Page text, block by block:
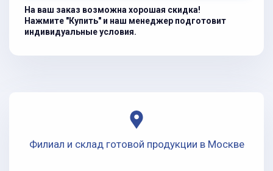
На ваш заказ возможна хорошая скидка!
Нажмите "Купить" и наш менеджер подготовит
индивидуальные условия.
Филиал и склад готовой продукции в Москве